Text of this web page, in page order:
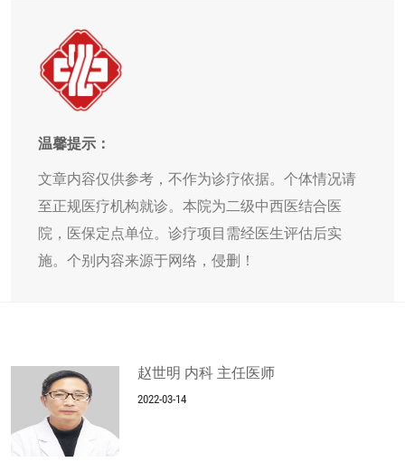
温馨提示：
文章内容仅供参考，不作为诊疗依据。个体情况请
至正规医疗机构就诊。本院为二级中西医结合医
院，医保定点单位。诊疗项目需经医生评估后实
施。个别内容来源于网络，侵删！
赵世明 内科 主任医师
2022-03-14